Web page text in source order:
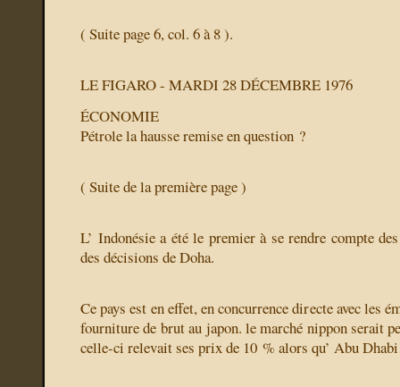
( Suite page 6, col. 6 à 8 ).
LE FIGARO - MARDI 28 DÉCEMBRE 1976
ÉCONOMIE
Pétrole la hausse remise en question ?
( Suite de la première page )
L’ Indonésie a été le premier à se rendre compte
des décisions de Doha.
Ce pays est en effet, en concurrence directe avec les
fourniture de brut au japon. le marché nippon serait
celle-ci relevait ses prix de 10 % alors qu’ Abu